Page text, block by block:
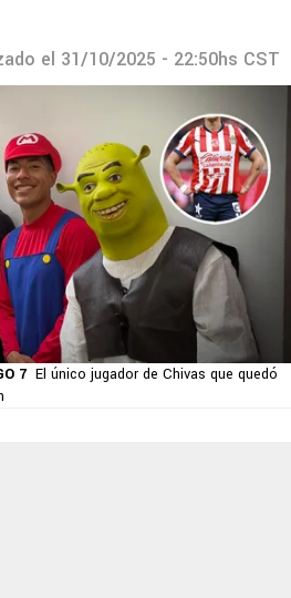
el 31/10/2025 - 22:50hs CST
7 El único jugador de Chivas que quedó